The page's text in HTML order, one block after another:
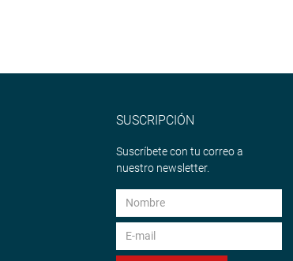
SUSCRIPCIÓN
Suscríbete con tu correo a
nuestro newsletter.